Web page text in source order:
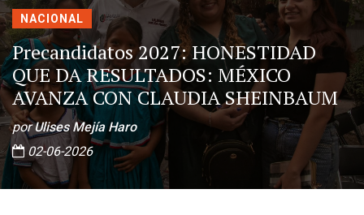
NACIONAL
Precandidatos 2027: HONESTIDAD
QUE DA RESULTADOS: MÉXICO
AVANZA CON CLAUDIA SHEINBAUM
porUlises Mejía Haro
02-06-2026